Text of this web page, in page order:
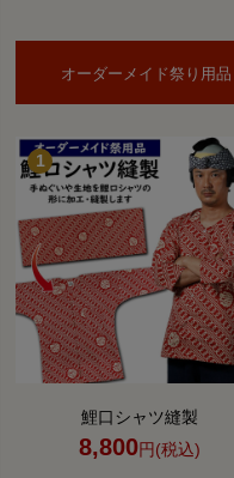
オーダーメイド祭り用品
鯉口シャツ縫製
8,800円(税込)